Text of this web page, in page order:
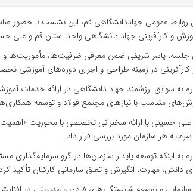
روابط عمومی جهاددانشگاهی قم، این نشست با حضور
و کارآفرینی جهاد دانشگاهی واحد استان قم و علی
جلسه، یاسر شریفی ضمن معرفی ظرفیت‌ها، مأموریت‌ها
در زمینه طراحی و اجرای دوره‌های آموزشی
به سوابق ارزشمند جهاد دانشگاهی در ارائه خدمات
متناسب با نیازهای مجتمع فولاد و توسعه
علی حسینی با ارائه سخنرانی تخصصی با محوریت
هر سازمان مورد بررسی قرار داد.
به اینکه توسعه پایدار سازمان‌ها در گرو
دانش، مهارت، انگیزش و تعلق سازمانی کارکنان تأکید